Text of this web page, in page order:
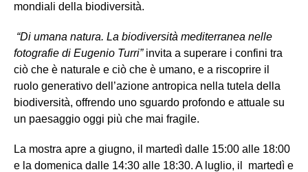
mondiali della biodiversità.
“Di umana natura. La biodiversità mediterranea nelle
fotografie di Eugenio Turri”invita a superare i confini tra
ciò che è naturale e ciò che è umano, e a riscoprire il
ruolo generativo dell’azione antropica nella tutela della
biodiversità, offrendo uno sguardo profondo e attuale su
un paesaggio oggi più che mai fragile.
La mostra apre a giugno, il martedì dalle 15:00 alle 18:00
e la domenica dalle 14:30 alle 18:30. A luglio, il martedì e